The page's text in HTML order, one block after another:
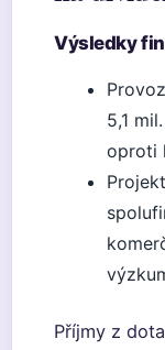
Výsledky
5,1
oproti
Příjmy z